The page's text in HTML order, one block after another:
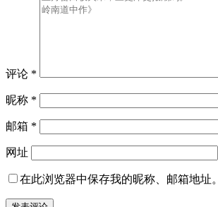
评论 *
昵称 *
邮箱 *
网址
在此浏览器中保存我的昵称、邮箱地址。